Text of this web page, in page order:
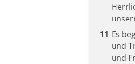
11 Es
und
und